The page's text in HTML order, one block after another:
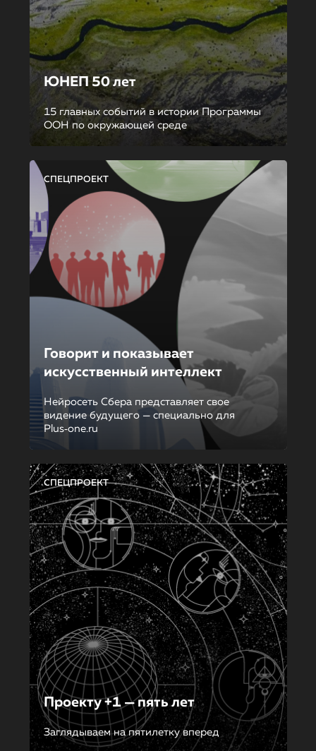
ЮНЕП 50 лет
15 главных событий в истории Программы
ООН по окружающей среде
СПЕЦПРОЕКТ
Говорит и показывает
искусственный интеллект
Нейросеть Сбера представляет свое
видение будущего — специально для
Plus‑one.ru
СПЕЦПРОЕКТ
Проекту +1 — пять лет
Заглядываем на пятилетку вперед